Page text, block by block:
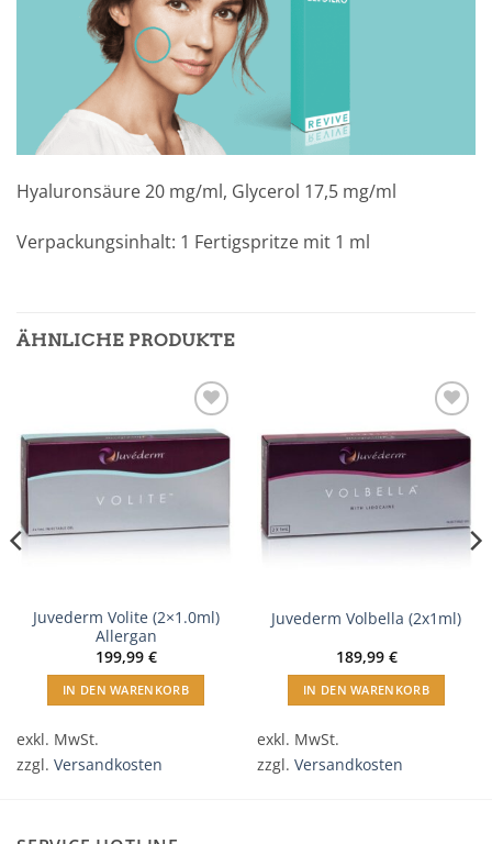
Hyaluronsäure 20 mg/ml, Glycerol 17,5 mg/ml
Verpackungsinhalt: 1 Fertigspritze mit 1 ml
ÄHNLICHE PRODUKTE
In
Wunschliste
einfügen
Juvederm Volite (2×1.0ml)
Allergan
199,99 €
IN DEN WARENKORB
exkl. MwSt.
zzgl. Versandkosten
In
Wunschliste
einfügen
Juvederm Volbella (2x1ml)
189,99 €
IN DEN WARENKORB
exkl. MwSt.
zzgl. Versandkosten